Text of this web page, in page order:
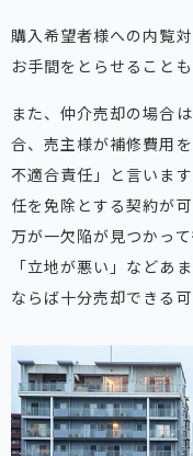
購入希望者様への内覧
お手間をとらせること
また、仲介売却の場合
合、売主様が補修費用
不適合責任」と言いま
任を免除とする契約が
万が一欠陥が見つかっ
「立地が悪い」などあ
ならば十分売却できる可